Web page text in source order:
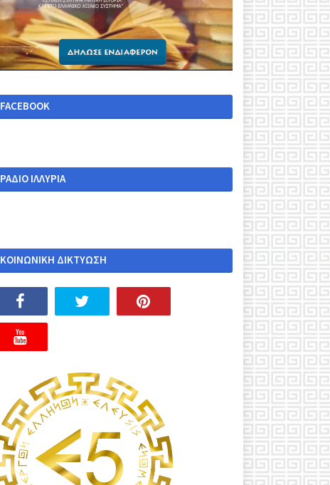
FACEBOOK
ΡΑΔΙΟ ΙΛΛΥΡΙΑ
ΚΟΙΝΩΝΙΚΗ ΔΙΚΤΥΩΣΗ